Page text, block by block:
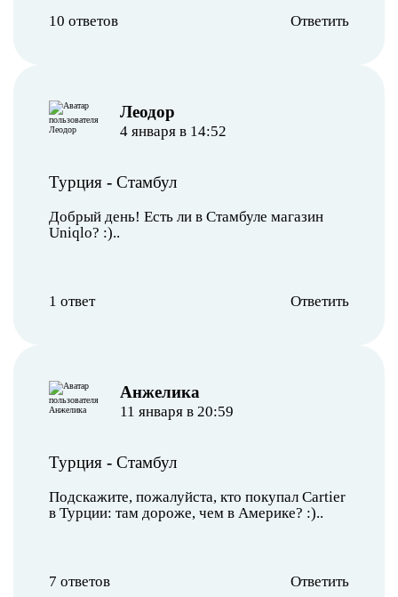
10 ответов Ответить
Леодор
4 января в 14:52
Турция - Стамбул
Добрый день! Есть ли в Стамбуле магазин
Uniqlo? :)..
1 ответ Ответить
Анжелика
11 января в 20:59
Турция - Стамбул
Подскажите, пожалуйста, кто покупал Cartier
в Турции: там дороже, чем в Америке? :)..
7 ответов Ответить